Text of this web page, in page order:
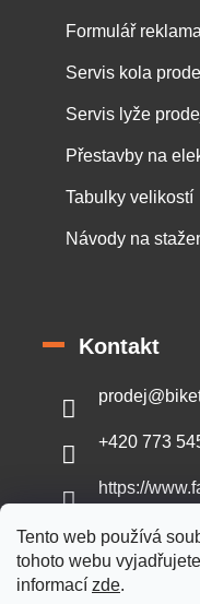
Tento web používá
tohoto webu
informací zde.
Formulář
Servis kola
Servis lyže
Přestavby na
Tabulky velikostí
Návody na
Kontakt
prodej@
+420 773
https://